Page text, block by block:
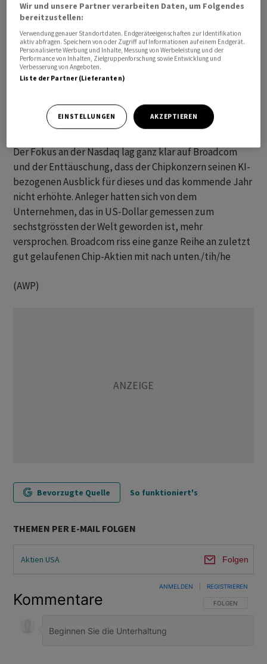
Vom Gewicht der KI-Aktien wurde auch der marktbreite
S&P 500 ein Stück weit beeinträchtigt, er fiel um 0,1
Prozent auf 7.544 Punkte. Ganz anders war die Lage im
Dow Jones Industrial . Anleger schwenkten auf die dort
stärker vertretenen Standardwerte um. Der Leitindex
Nach einem Tag Pause war er der einzige Index, der
seine Rekordrally fortsetzte.
Der Fokus an der Nasdaq lag ganz klar auf Broadcom
und der Enttäuschung, dass der Chipkonzern seinen KI-
bezogenen Ausblick für dieses und das kommende Jahr
nicht erhöhte. Anleger hatten sich von dem
Unternehmen, das in US-Dollar gemessen zum
sechstgrössten der Welt geworden ist, mehr
versprochen. Broadcom riss eine ganze Reihe an zuletzt
gut gelaufenen Chip-Aktien mit nach unten./tih/he
(AWP)
Bevorzugte Quelle So funktioniert's
THEMEN PER E-MAIL FOLGEN
Aktien USA Folgen
Kommentare FOLGE DIESER
FOLGEN
ANMELDEN REGISTRIEREN
Wir und unsere Partner verarbeiten Daten, um Folgendes
bereitzustellen:
Verwendung genauer Standortdaten. Endgeräteeigenschaften zur Identifikation
aktiv abfragen. Speichern von oder Zugriff auf Informationen auf einem Endgerät.
Personalisierte Werbung und Inhalte, Messung von Werbeleistung und der
Performance von Inhalten, Zielgruppenforschung sowie Entwicklung und
Verbesserung von Angeboten.
Liste der Partner (Lieferanten)
EINSTELLUNGEN AKZEPTIEREN